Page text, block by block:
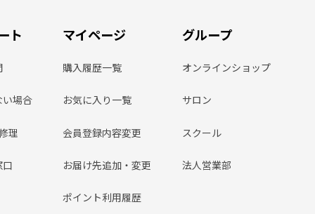
ト
い場合
理
口
マイページ
購入履歴一覧
お気に入り一覧
会員登録内容変更
お届け先追加・変更
ポイント利用履歴
グループ
オンラインショップ
サロン
スクール
法人営業部